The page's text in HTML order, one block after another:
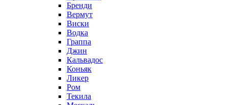
Бренди
Вермут
Виски
Водка
Граппа
Джин
Кальвадос
Коньяк
Ликер
Ром
Текила